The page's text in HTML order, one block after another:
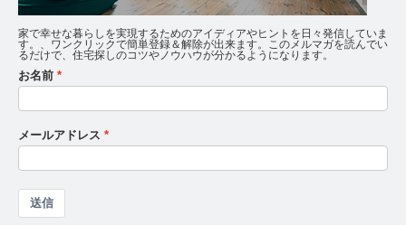
家で幸せな暮らしを実現するためのアイディアやヒントを日々発信していま
す。、ワンクリックで簡単登録＆解除が出来ます。このメルマガを読んでい
るだけで、住宅探しのコツやノウハウが分かるようになります。
お名前
メールアドレス
送信